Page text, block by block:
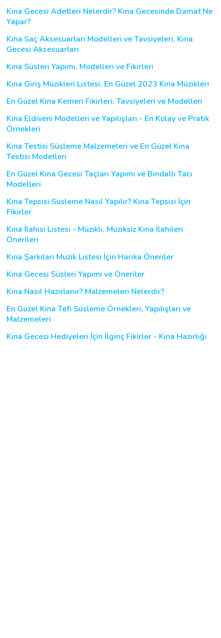
Kına Gecesi Adetleri Nelerdir? Kına Gecesinde Damat Ne
Yapar?
Kına Saç Aksesuarları Modelleri ve Tavsiyeleri, Kına
Gecesi Aksesuarları
Kına Süsleri Yapımı, Modelleri ve Fikirleri
Kına Giriş Müzikleri Listesi, En Güzel 2023 Kına Müzikleri
En Güzel Kına Kemeri Fikirleri, Tavsiyeleri ve Modelleri
Kına Eldiveni Modelleri ve Yapılışları - En Kolay ve Pratik
Örnekleri
Kına Testisi Süsleme Malzemeleri ve En Güzel Kına
Testisi Modelleri
En Güzel Kına Gecesi Taçları Yapımı ve Bindallı Tacı
Modelleri
Kına Tepsisi Süsleme Nasıl Yapılır? Kına Tepsisi İçin
Fikirler
Kına İlahisi Listesi - Müzikli, Müziksiz Kına İlahileri
Önerileri
Kına Şarkıları Müzik Listesi İçin Harika Öneriler
Kına Gecesi Süsleri Yapımı ve Öneriler
Kına Nasıl Hazırlanır? Malzemeleri Nelerdir?
En Güzel Kına Tefi Süsleme Örnekleri, Yapılışları ve
Malzemeleri
Kına Gecesi Hediyeleri İçin İlginç Fikirler - Kına Hazırlığı